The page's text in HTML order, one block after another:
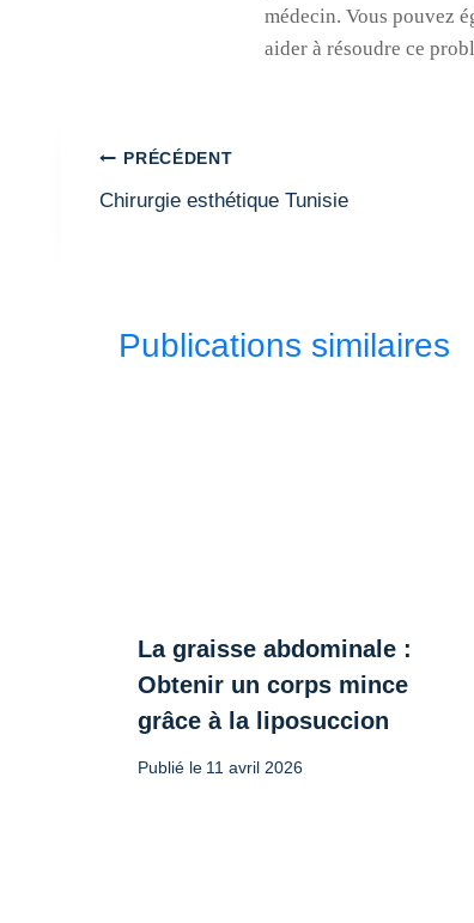
médecin. Vous pouvez
aider à résoudre ce
Navigation
de
PRÉCÉDENT
Chirurgie esthétique Tunisie
Publications similaires
La graisse abdominale :
Obtenir un corps mince
grâce à la liposuccion
Publié le 11 avril 2026